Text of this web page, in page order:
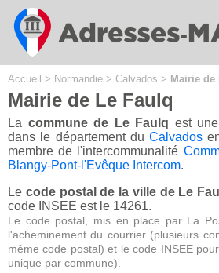
Accueil > Normandie > Calvados > Mairie de
Mairie de Le Faulq
La commune de Le Faulq est
dans le département du Calvados
membre de l'intercommunalité
Blangy-Pont-l'Evêque Intercom.
Le code postal de la ville de Le
code INSEE est le 14261.
Le code postal, mis en place par La
l'acheminement du courrier (plusieurs
même code postal) et le code INSEE
unique par commune).
Cookies management panel